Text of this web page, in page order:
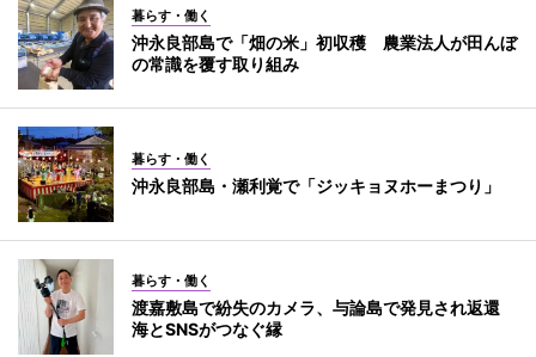
暮らす・働く
沖永良部島で「畑の米」初収穫 農業法人が田んぼ
の常識を覆す取り組み
暮らす・働く
沖永良部島・瀬利覚で「ジッキョヌホーまつり」
暮らす・働く
渡嘉敷島で紛失のカメラ、与論島で発見され返還
海とSNSがつなぐ縁